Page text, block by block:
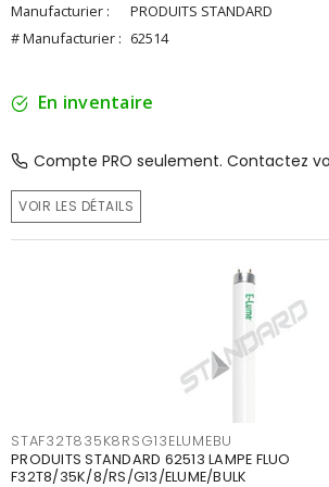
Manufacturier :
PRODUITS STANDARD
# Manufacturier : 62514
En inventaire
Compte PRO seulement. Contactez
VOIR LES DÉTAILS
STAF32T835K8RSG13ELUMEBU
PRODUITS STANDARD 62513 LAMPE FLUO
F32T8/35K/8/RS/G13/ELUME/BULK